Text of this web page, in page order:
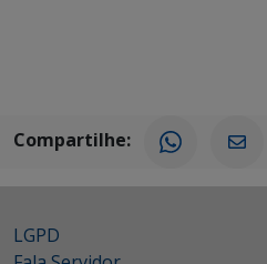
Compartilhe:
LGPD